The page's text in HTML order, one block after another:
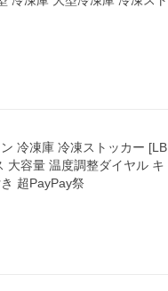
冷凍庫 冷凍ストッカー [LB
大容量 温度調整ダイヤル キ
超PayPay祭